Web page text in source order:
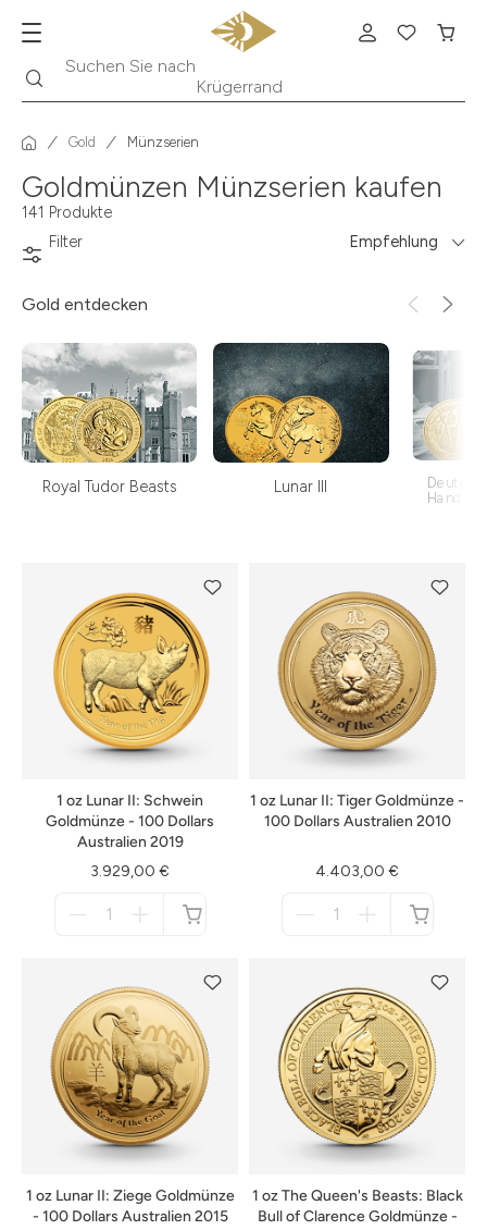
Suchen Sie nach
Gold Münzserien
Goldmünzen Münzserien kaufen
141 Produkte
Filter
Empfehlung
Gold entdecken
Royal Tudor Beasts Lunar III
1 oz Lunar II: Schwein
Goldmünze - 100 Dollars
Australien 2019
3.929,00 €
1 oz Lunar II: Tiger Goldmünze -
100 Dollars Australien 2010
4.403,00 €
1 oz Lunar II: Ziege Goldmünze
- 100 Dollars Australien 2015
1 oz The Queen's Beasts: Black
Bull of Clarence Goldmünze -